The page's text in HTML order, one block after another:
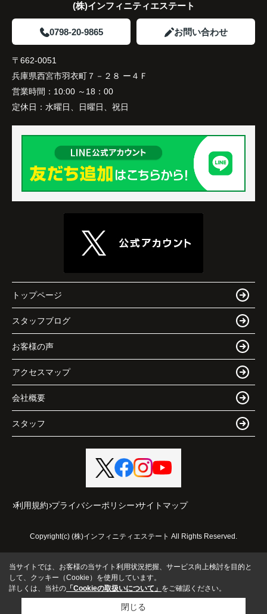
家族全員にとって、将来を見据えた良い選択だった
(株)インフィニティエステート
0798-20-9865 お問い合わせ
〒662-0051
兵庫県西宮市羽衣町７－２８ ー４Ｆ
営業時間： 10:00 ～18：00
定休日： 水曜日、日曜日、祝日
トップページ
スタッフブログ
お客様の声
アクセスマップ
会社概要
スタッフ
利用規約 プライバシーポリシー サイトマップ
Copyright(c) (株)インフィニティエステート All Rights Reserved.
当サイトでは、お客様の当サイト利用状況把握、サービス向上検討を目的と
して、クッキー（Cookie）を使用しています。
詳しくは、当社の 「Cookieの取扱いについて」 をご確認ください。
閉じる